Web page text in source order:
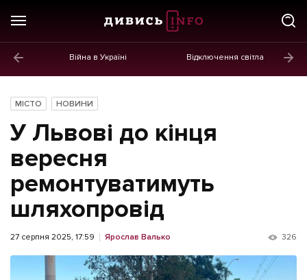
Війна в Україні Відключення світла
Новини
Політика
Економіка
Бізнес
Життя
Культура
Афіша
МІСТО НОВИНИ
У Львові до кінця
вересня
ремонтуватимуть
шляхопровід
27 серпня 2025, 17:59 Ярослав Валько 326